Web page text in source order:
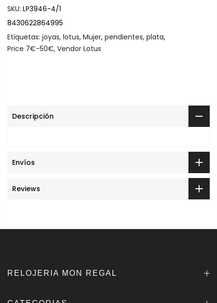
SKU: LP3946-4/1
8430622864995
Etiquetas: joyas, lotus, Mujer, pendientes, plata,
Price 7€-50€, Vendor Lotus
Descripción
Envíos
Reviews
RELOJERIA MON REGAL